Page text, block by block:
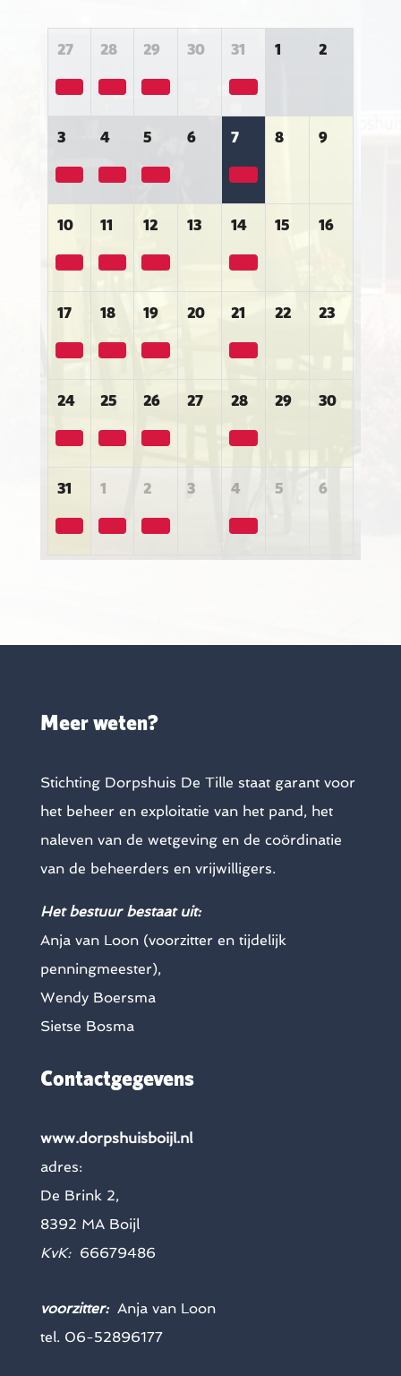
27 28 29 30 31 1 2
3 4 5 6 7 8 9
10 11 12 13 14 15 16
17 18 19 20 21 22 23
24 25 26 27 28 29 30
31 1 2 3 4 5 6
Meer weten?
Stichting Dorpshuis De Tille staat garant voor
het beheer en exploitatie van het pand, het
naleven van de wetgeving en de coördinatie
van de beheerders en vrijwilligers.
Het bestuur bestaat uit:
Anja van Loon (voorzitter en tijdelijk
penningmeester),
Wendy Boersma
Sietse Bosma
Contactgegevens
www.dorpshuisboijl.nl
adres:
De Brink 2,
8392 MA Boijl
KvK:66679486
voorzitter: Anja van Loon
tel. 06-52896177